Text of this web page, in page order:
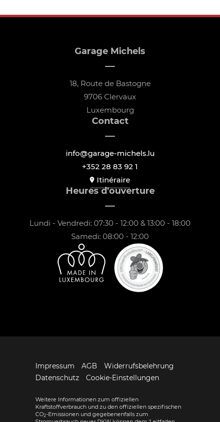
Garage Michels
18, Route de Bastogne
9706 Clervaux
Luxembourg
Contact
info@garage-michels.lu
+352 28 83 92 1
Itinéraire
Heures d'ouverture
Lundi - Vendredi: 07:30 - 12:00 & 13:00 - 18:00
Samedi: 08:00 - 12:00
Impressum AGB
Widerrufsbelehrung
Datenschutz
Cookie-Einstellungen
Weitere Informationen zum offiziellen
Kraftstoffverbrauch und zu den offiziellen spezifischen
CO2-Emissionen und gegebenenfalls zum